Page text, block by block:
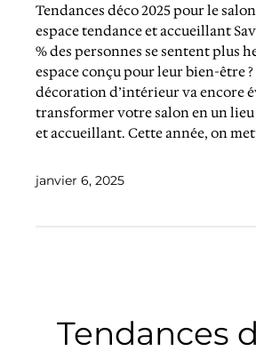
Tendances déco 2025 pour le
espace tendance et accueillant
% des personnes se sentent plus
espace conçu pour leur bien-être ?
décoration d’intérieur va encore
transformer votre salon en un
et accueillant. Cette année, on
janvier 6, 2025
Tendances